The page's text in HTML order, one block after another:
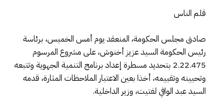
قلم الناس
صادق مجلس الحكومة، المنعقد يوم أمس الخميس، برئاسة
رئيس الحكومة السيد عزيز أخنوش، على مشروع المرسوم
2.22.475 بتحديد مسطرة إعداد برنامج التنمية الجهوية وتتبعه
وتحيينه وتقييمه، أخذا بعين الاعتبار الملاحظات المثارة، قدمه
السيد عبد الوافي لفتيت، وزير الداخلية.